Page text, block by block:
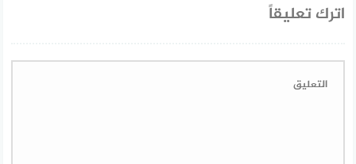
اترك تعليقاً